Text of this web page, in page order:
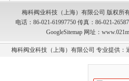
梅科阀业科技（上海）有限公司 版权所
电话：86-021-61997750 传真：86-021-
GoogleSitemap 网址：
梅科阀业科技（上海）有限公司 专业提供